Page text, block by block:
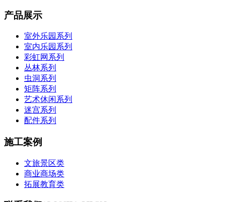
产品展示
室外乐园系列
室内乐园系列
彩虹网系列
丛林系列
虫洞系列
矩阵系列
艺术休闲系列
迷宫系列
配件系列
施工案例
文旅景区类
商业商场类
拓展教育类